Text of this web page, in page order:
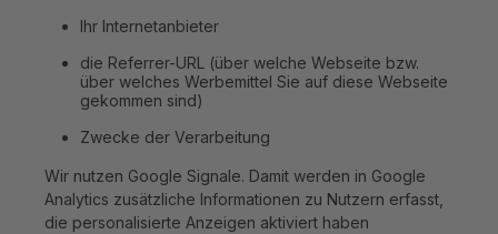
Ihr Internetanbieter
die Referrer-URL (über welche Webseite bzw.
über welches Werbemittel Sie auf diese Webseite
gekommen sind)
Zwecke der Verarbeitung
Wir nutzen Google Signale. Damit werden in Google
Analytics zusätzliche Informationen zu Nutzern erfasst,
die personalisierte Anzeigen aktiviert haben